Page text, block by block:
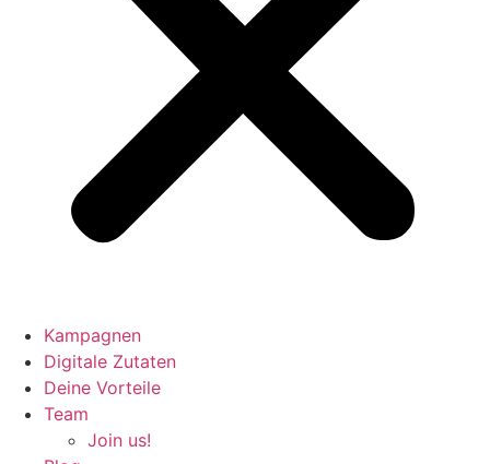
Kampagnen
Digitale Zutaten
Deine Vorteile
Team
Join us!